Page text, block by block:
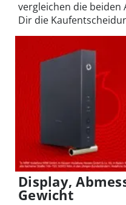
vergleichen die
Dir die
Display,
Gewicht